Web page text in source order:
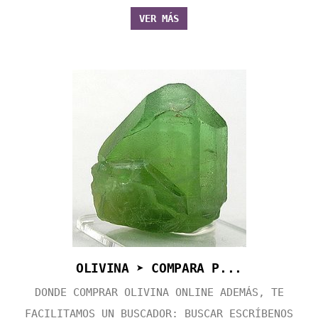
VER MÁS
OLIVINA ➤ COMPARA P...
DONDE COMPRAR OLIVINA ONLINE ADEMÁS, TE
FACILITAMOS UN BUSCADOR: BUSCAR ESCRÍBENOS